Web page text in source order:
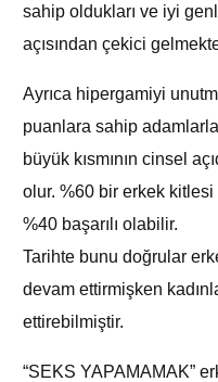
sahip oldukları ve iyi
açısından çekici
Ayrıca hipergamiyi
puanlara sahip
büyük kısmının cinsel
olur. %60 bir erkek
%40 başarılı olabilir.
Tarihte bunu doğrular
devam ettirmişken
ettirebilmiştir.
“SEKS YAPAMAMAK”